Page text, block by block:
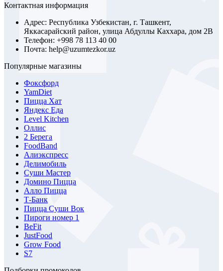
Контактная информация
Адрес: Республика Узбекистан, г. Ташкент,
Яккасарайский район, улица Абдуллы Каххара, дом 2В
Телефон: +998 78 113 40 00
Почта: help@uzumtezkor.uz
Популярные магазины
Фоксфорд
YamDiet
Пицца Хат
Яндекс Еда
Level Kitchen
Оллис
2 Берега
FoodBand
Алиэкспресс
Делимобиль
Суши Мастер
Домино Пицца
Алло Пицца
Т-Банк
Пицца Суши Вок
Пироги номер 1
BeFit
JustFood
Grow Food
S7